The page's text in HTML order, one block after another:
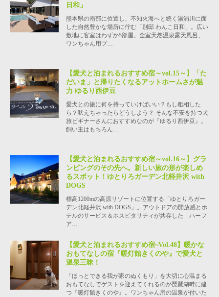
日和」
熊本県の南部に位置し、不知火海へと続く湯浦川に面
した自然豊かな場所に佇む「別邸 わんこ日和」。広い
敷地に客室はわずか5部屋。全室天然温泉露天風呂、
ワンちゃん用プ…
【愛犬と泊まれるおすすめ宿～vol.15～】「た
だいま」と帰りたくなるアットホームさが魅
力 ゆるり西伊豆
愛犬との旅に何を持っていけばいい？もし粗相した
ら？吠えちゃったらどうしよう？ そんな不安を持つ犬
旅ビギナーさんにおすすめなのが『ゆるり西伊豆』。
飼い主はもちろん…
【愛犬と泊まれるおすすめ宿～vol.16～】グラ
ンピングのその先へ。新しい旅の形が楽しめ
るスポット！ゆとりろガーデン北軽井沢 with
DOGS
標高1200mの高原リゾートに位置する「ゆとりろガー
デン北軽井沢 with DOGS」。アウトドアの開放感とホ
テルのサービス＆ホスピタリティが共存した「ハーフ
ア…
【愛犬と泊まれるおすすめ宿~Vol.48】暖かな
おもてなしの宿『暖灯館きくのや』で愛犬と
温泉三昧！
「ほっとできる我が家のぬくもり」を大切に心温まる
おもてなしでゲストを迎えてくれるのが琵琶湖畔に建
つ『暖灯館きくのや』。ワンちゃん用の温泉が付いた